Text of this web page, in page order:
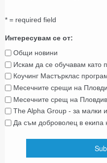
* = required field
Интересувам се от:
Общи новини
Искам да се обучавам като
Коучинг Мастърклас
Месечните срещи на
Месечните срещ на
The Alpha Group - за малки
Да съм доброволец в екипа